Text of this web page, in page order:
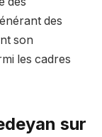
des
son
les cadres
sur